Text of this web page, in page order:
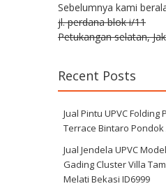
Sebelumnya kami
jl. perdana blok i/11
Petukangan selatan,
Recent Posts
Jual Pintu UPVC
Terrace Bintaro Pondok
Jual Jendela UPVC
Gading Cluster Villa
Melati Bekasi ID6999